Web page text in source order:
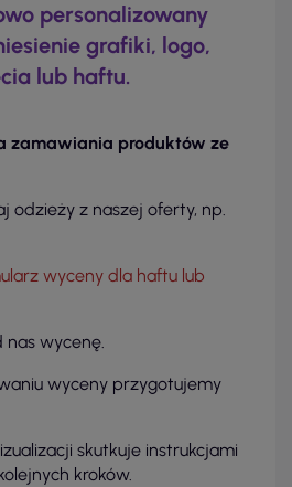
personalizowany
grafiki, logo,
lub haftu.
zamawiania produktów ze
odzieży z naszej oferty, np.
wyceny dla haftu lub
nas wycenę.
wyceny przygotujemy
skutkuje instrukcjami
kroków.